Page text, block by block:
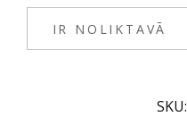
IR NOLIKTAVĀ
SKU: